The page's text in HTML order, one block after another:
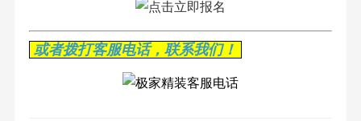
或者拨打客服电话，联系我们！